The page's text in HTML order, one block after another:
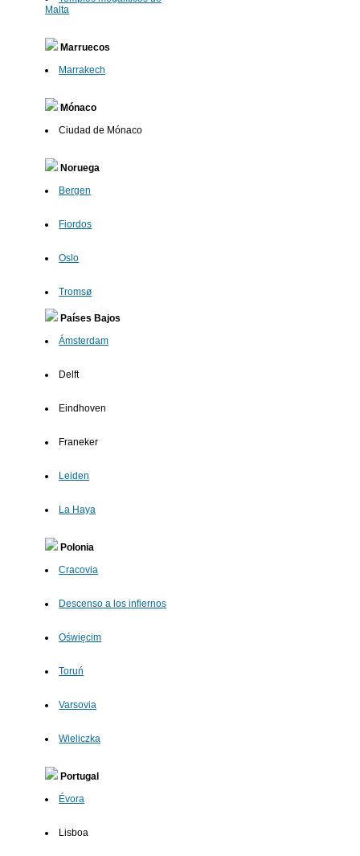
Malta
Marruecos
Marrakech
Mónaco
Ciudad de Mónaco
Noruega
Bergen
Fiordos
Oslo
Tromsø
Países Bajos
Ámsterdam
Delft
Eindhoven
Franeker
Leiden
La Haya
Polonia
Cracovia
Descenso a los infiernos
Oświęcim
Toruń
Varsovia
Wieliczka
Portugal
Évora
Lisboa